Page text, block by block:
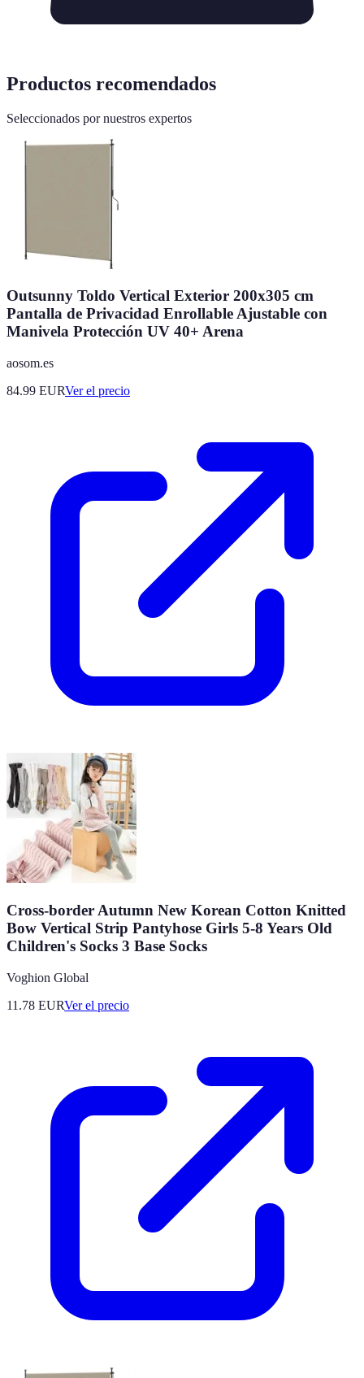
Productos recomendados
Seleccionados por nuestros expertos
Outsunny Toldo Vertical Exterior 200x305 cm
Pantalla de Privacidad Enrollable Ajustable con
Manivela Protección UV 40+ Arena
aosom.es
84.99 EURVer el precio
Cross-border Autumn New Korean Cotton Knitted
Bow Vertical Strip Pantyhose Girls 5-8 Years Old
Children's Socks 3 Base Socks
Voghion Global
11.78 EURVer el precio